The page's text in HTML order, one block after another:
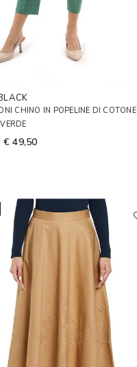
CHINO IN POPELINE DI COTONE
€ 49,50